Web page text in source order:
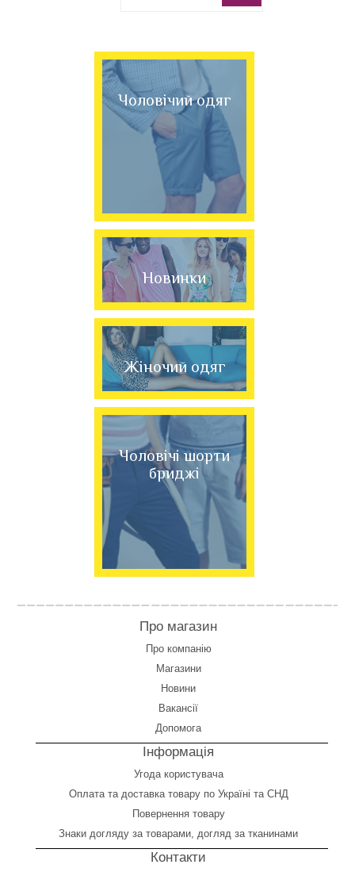
Чоловічий одяг
Новинки
Жіночий одяг
Чоловічі шорти
бриджі
Про магазин
Про компанію
Магазини
Новини
Вакансії
Допомога
Інформація
Угода користувача
Оплата та доставка товару по Україні та СНД
Повернення товару
Знаки догляду за товарами, догляд за тканинами
Контакти